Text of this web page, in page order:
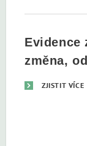
Evidence
změna,
ZJISTIT VÍCE